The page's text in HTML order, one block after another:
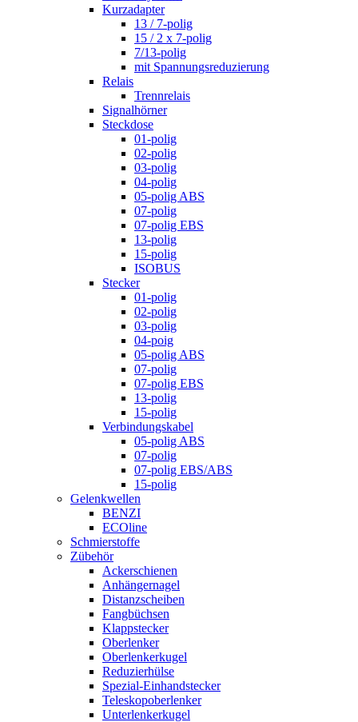
Kurzadapter
13 / 7-polig
15 / 2 x 7-polig
7/13-polig
mit Spannungsreduzierung
Relais
Trennrelais
Signalhörner
Steckdose
01-polig
02-polig
03-polig
04-polig
05-polig ABS
07-polig
07-polig EBS
13-polig
15-polig
ISOBUS
Stecker
01-polig
02-polig
03-polig
04-poig
05-polig ABS
07-polig
07-polig EBS
13-polig
15-polig
Verbindungskabel
05-polig ABS
07-polig
07-polig EBS/ABS
15-polig
Gelenkwellen
BENZI
ECOline
Schmierstoffe
Zübehör
Ackerschienen
Anhängernagel
Distanzscheiben
Fangbüchsen
Klappstecker
Oberlenker
Oberlenkerkugel
Reduzierhülse
Spezial-Einhandstecker
Teleskopoberlenker
Unterlenkerkugel